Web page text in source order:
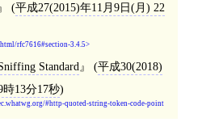
(平成27(2015)年11月9日(月) 22
rfc7616#section-3.4.5
Standard (平成30(2018)
13分17秒)
#http-quoted-string-token-code-point